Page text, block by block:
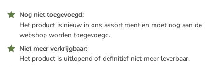
Nog niet toegevoegd:
Het product is nieuw in ons assortiment en moet nog aan de
webshop worden toegevoegd.
Niet meer verkrijgbaar:
Het product is uitlopend of definitief niet meer leverbaar.